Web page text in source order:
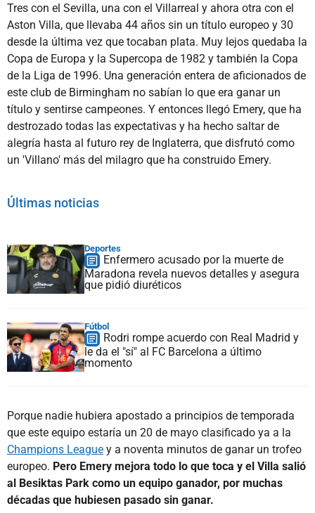
Tres con el Sevilla, una con el Villarreal y ahora otra con el
Aston Villa, que llevaba 44 años sin un título europeo y 30
desde la última vez que tocaban plata. Muy lejos quedaba la
Copa de Europa y la Supercopa de 1982 y también la Copa
de la Liga de 1996. Una generación entera de aficionados de
este club de Birmingham no sabían lo que era ganar un
título y sentirse campeones. Y entonces llegó Emery, que ha
destrozado todas las expectativas y ha hecho saltar de
alegría hasta al futuro rey de Inglaterra, que disfrutó como
un 'Villano' más del milagro que ha construido Emery.
Últimas noticias
Deportes
Enfermero acusado por la muerte de
Maradona revela nuevos detalles y asegura
que pidió diuréticos
Fútbol
Rodri rompe acuerdo con Real Madrid y
le da el "sí" al FC Barcelona a último
momento
Porque nadie hubiera apostado a principios de temporada
que este equipo estaría un 20 de mayo clasificado ya a la
Champions League y a noventa minutos de ganar un trofeo
europeo. Pero Emery mejora todo lo que toca y el Villa salió
al Besiktas Park como un equipo ganador, por muchas
décadas que hubiesen pasado sin ganar.